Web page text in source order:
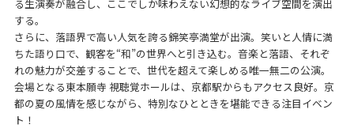
る生演奏が融合し、ここでしか味わえない幻想的なライブ空間を演出
する。
さらに、落語界で高い人気を誇る錦笑亭満堂が出演。笑いと人情に満
ちた語り口で、観客を“和”の世界へと引き込む。音楽と落語、それぞ
れの魅力が交差することで、世代を超えて楽しめる唯一無二の公演。
会場となる東本願寺 視聴覚ホールは、京都駅からもアクセス良好。京
都の夏の風情を感じながら、特別なひとときを堪能できる注目イベン
ト！